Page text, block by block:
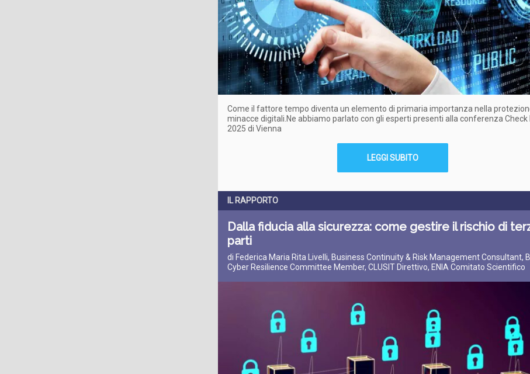
Come il fattore tempo diventa un elemento di primaria importanza nella
minacce digitali.Ne abbiamo parlato con gli esperti presenti alla conferenza Check
2025 di Vienna
LEGGI SUBITO
IL RAPPORTO
Dalla fiducia alla sicurezza: come gestire il rischio di
parti
di Federica Maria Rita Livelli, Business Continuity & Risk Management Consultant,
Cyber Resilience Committee Member, CLUSIT Direttivo, ENIA Comitato Scientifico